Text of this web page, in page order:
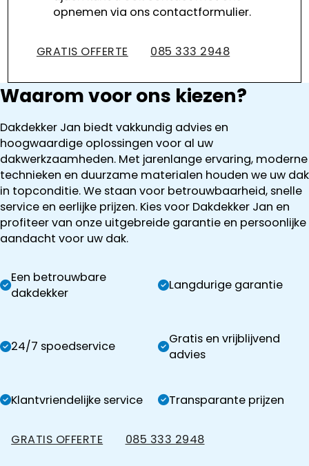
opnemen via ons contactformulier.
GRATIS OFFERTE 085 333 2948
Waarom voor ons kiezen?
Dakdekker Jan biedt vakkundig advies en
hoogwaardige oplossingen voor al uw
dakwerkzaamheden. Met jarenlange ervaring, moderne
technieken en duurzame materialen houden we uw dak
in topconditie. We staan voor betrouwbaarheid, snelle
service en eerlijke prijzen. Kies voor Dakdekker Jan en
profiteer van onze uitgebreide garantie en persoonlijke
aandacht voor uw dak.
Een betrouwbare
dakdekker
Langdurige garantie
24/7 spoedservice
Gratis en vrijblijvend
advies
Klantvriendelijke service Transparante prijzen
GRATIS OFFERTE 085 333 2948